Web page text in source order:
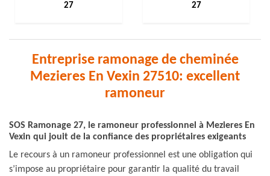
27
27
Entreprise ramonage de cheminée
Mezieres En Vexin 27510: excellent
ramoneur
SOS Ramonage 27, le ramoneur professionnel à Mezieres En
Vexin qui jouit de la confiance des propriétaires exigeants
Le recours à un ramoneur professionnel est une obligation qui
s’impose au propriétaire pour garantir la qualité du travail